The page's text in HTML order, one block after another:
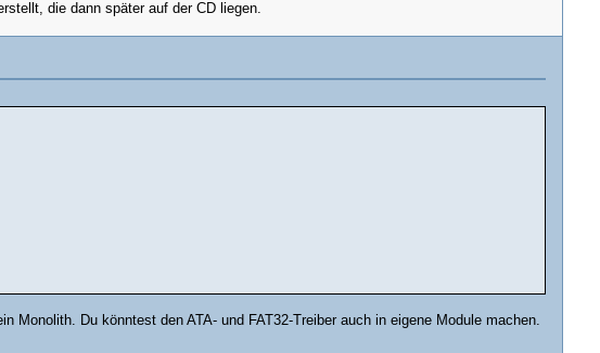
die dann später auf der CD liegen.
Du könntest den ATA- und FAT32-Treiber auch in eigene Module machen.